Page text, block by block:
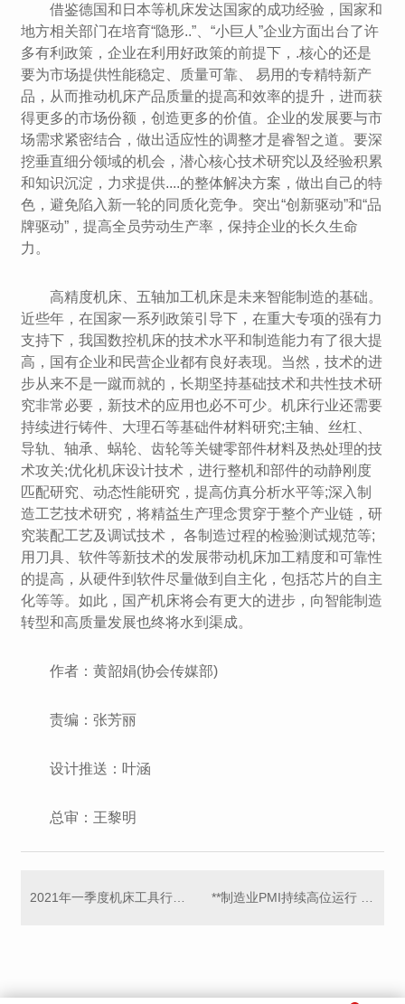
借鉴德国和日本等机床发达国家的成功经验，国家和
地方相关部门在培育“隐形..”、“小巨人”企业方面出台了许
多有利政策，企业在利用好政策的前提下，.核心的还是
要为市场提供性能稳定、质量可靠、 易用的专精特新产
品，从而推动机床产品质量的提高和效率的提升，进而获
得更多的市场份额，创造更多的价值。企业的发展要与市
场需求紧密结合，做出适应性的调整才是睿智之道。要深
挖垂直细分领域的机会，潜心核心技术研究以及经验积累
和知识沉淀，力求提供....的整体解决方案，做出自己的特
色，避免陷入新一轮的同质化竞争。突出“创新驱动”和“品
牌驱动”，提高全员劳动生产率，保持企业的长久生命
力。
高精度机床、五轴加工机床是未来智能制造的基础。
近些年，在国家一系列政策引导下，在重大专项的强有力
支持下，我国数控机床的技术水平和制造能力有了很大提
高，国有企业和民营企业都有良好表现。当然，技术的进
步从来不是一蹴而就的，长期坚持基础技术和共性技术研
究非常必要，新技术的应用也必不可少。机床行业还需要
持续进行铸件、大理石等基础件材料研究;主轴、丝杠、
导轨、轴承、蜗轮、齿轮等关键零部件材料及热处理的技
术攻关;优化机床设计技术，进行整机和部件的动静刚度
匹配研究、动态性能研究，提高仿真分析水平等;深入制
造工艺技术研究，将精益生产理念贯穿于整个产业链，研
究装配工艺及调试技术， 各制造过程的检验测试规范等;
用刀具、软件等新技术的发展带动机床加工精度和可靠性
的提高，从硬件到软件尽量做到自主化，包括芯片的自主
化等等。如此，国产机床将会有更大的进步，向智能制造
转型和高质量发展也终将水到渠成。
作者：黄韶娟(协会传媒部)
责编：张芳丽
设计推送：叶涵
总审：王黎明